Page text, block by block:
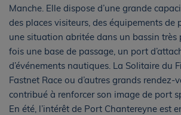
Manche. Elle dispose d’une grande
des places visiteurs, des équipements de
une situation abritée dans un bassin très
fois une base de passage, un port
d’événements nautiques. La Solitaire du
Fastnet Race ou d’autres grands
contribué à renforcer son image de port
En été, l’intérêt de Port Chantereyne est